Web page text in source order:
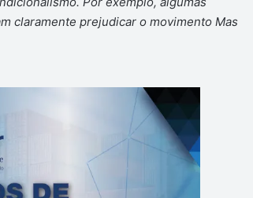
claramente prejudicar o movimento Mas